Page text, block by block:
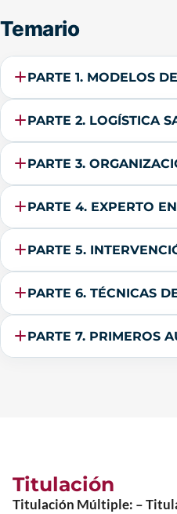
Temario
PARTE 1. MODELOS
PARTE 2. LOGÍSTICA
PARTE 3.
PARTE 4. EXPERTO
PARTE 5.
PARTE 6. TÉCNICAS
PARTE 7. PRIMEROS
Titulación
Titulación Múltiple: –